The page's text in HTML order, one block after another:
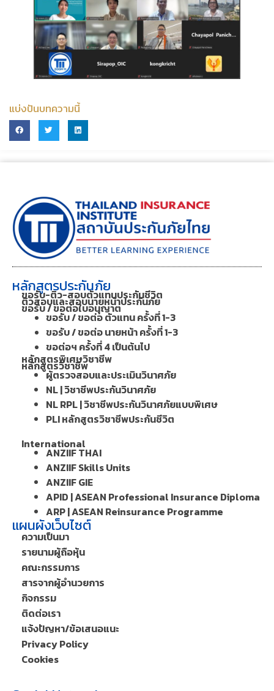
แบ่งปันบทความนี้
หลักสูตรประกันภัย
ขอรับ-ติว-สอบตัวแทนประกันชีวิต
ติวสอบและสอบนายหน้าประกันภัย
ขอรับ / ขอต่อใบอนุญาต
ขอรับ / ขอต่อ ตัวแทน ครั้งที่ 1-3
ขอรับ / ขอต่อ นายหน้า ครั้งที่ 1-3
ขอต่อฯ ครั้งที่ 4 เป็นต้นไป
หลักสูตรพิเศษวิชาชีพ
หลักสูตรวิชาชีพ
ผู้ตรวจสอบและประเมินวินาศภัย
NL | วิชาชีพประกันวินาศภัย
NL RPL | วิชาชีพประกันวินาศภัยแบบพิเศษ
PLI หลักสูตรวิชาชีพประกันชีวิต
International
ANZIIF THAI
ANZIIF Skills Units
ANZIIF GIE
APID | ASEAN Professional Insurance Diploma
ARP | ASEAN Reinsurance Programme
แผนผังเว็บไซต์
ความเป็นมา
รายนามผู้ถือหุ้น
คณะกรรมการ
สารจากผู้อำนวยการ
กิจกรรม
ติดต่อเรา
แจ้งปัญหา/ข้อเสนอแนะ
Privacy Policy
Cookies